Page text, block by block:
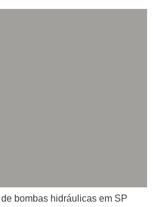
bombas hidráulicas em SP